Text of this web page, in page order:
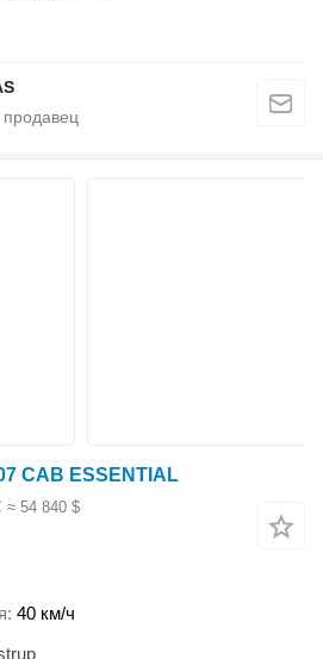
CAB ESSENTIAL
≈ 54 840 $
40 км/ч